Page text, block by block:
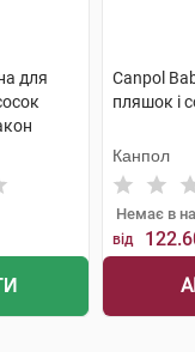
для
Canpol
пляшок і
Канпол
Немає в
від